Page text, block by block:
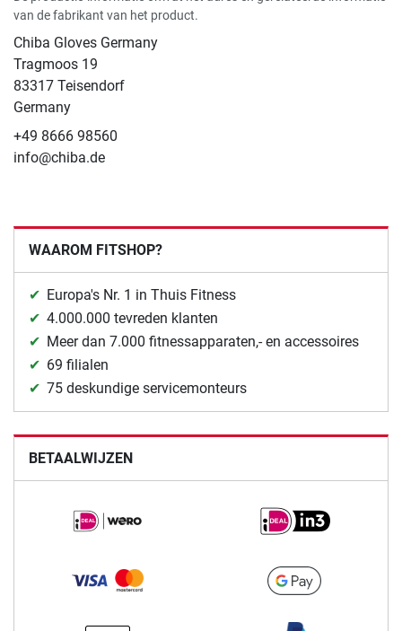
van de fabrikant van het product.
Chiba Gloves Germany
Tragmoos 19
83317 Teisendorf
Germany
+49 8666 98560
info@chiba.de
WAAROM FITSHOP?
Europa's Nr. 1 in Thuis Fitness
4.000.000 tevreden klanten
Meer dan 7.000 fitnessapparaten,- en accessoires
69 filialen
75 deskundige servicemonteurs
BETAALWIJZEN